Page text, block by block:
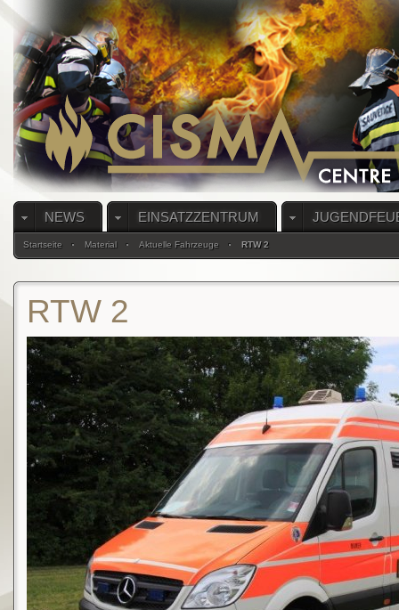
NEWS EINSATZZENTRUM
Startseite Material Aktuelle Fahrzeuge RTW 2
RTW 2